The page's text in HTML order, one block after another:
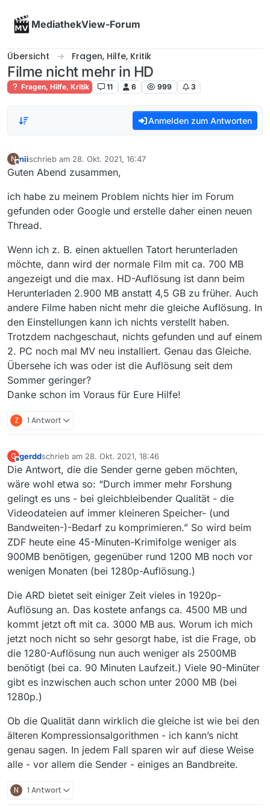
MediathekView-Forum
Übersicht Fragen, Hilfe, Kritik
Filme nicht mehr in HD
Fragen, Hilfe, Kritik 11 6 999 3
Anmelden zum Antworten
N
Offline
niischrieb am 28. Okt. 2021, 16:47
zuletzt editiert von
Guten Abend zusammen,
ich habe zu meinem Problem nichts hier im Forum
gefunden oder Google und erstelle daher einen neuen
Thread.
Wenn ich z. B. einen aktuellen Tatort herunterladen
möchte, dann wird der normale Film mit ca. 700 MB
angezeigt und die max. HD-Auflösung ist dann beim
Herunterladen 2.900 MB anstatt 4,5 GB zu früher. Auch
andere Filme haben nicht mehr die gleiche Auflösung. In
den Einstellungen kann ich nichts verstellt haben.
Trotzdem nachgeschaut, nichts gefunden und auf einem
2. PC noch mal MV neu installiert. Genau das Gleiche.
Übersehe ich was oder ist die Auflösung seit dem
Sommer geringer?
Danke schon im Voraus für Eure Hilfe!
Z 1 Antwort
G
Offline
gerddschrieb am 28. Okt. 2021, 18:46
zuletzt editiert von
Die Antwort, die die Sender gerne geben möchten,
wäre wohl etwa so: “Durch immer mehr Forshung
gelingt es uns - bei gleichbleibender Qualität - die
Videodateien auf immer kleineren Speicher- (und
Bandweiten-)-Bedarf zu komprimieren.” So wird beim
ZDF heute eine 45-Minuten-Krimifolge weniger als
900MB benötigen, gegenüber rund 1200 MB noch vor
wenigen Monaten (bei 1280p-Auflösung.)
Die ARD bietet seit einiger Zeit vieles in 1920p-
Auflösung an. Das kostete anfangs ca. 4500 MB und
kommt jetzt oft mit ca. 3000 MB aus. Worum ich mich
jetzt noch nicht so sehr gesorgt habe, ist die Frage, ob
die 1280-Auflösung nun auch weniger als 2500MB
benötigt (bei ca. 90 Minuten Laufzeit.) Viele 90-Minüter
gibt es inzwischen auch schon unter 2000 MB (bei
1280p.)
Ob die Qualität dann wirklich die gleiche ist wie bei den
älteren Kompressionsalgorithmen - ich kann’s nicht
genau sagen. In jedem Fall sparen wir auf diese Weise
alle - vor allem die Sender - einiges an Bandbreite.
N 1 Antwort